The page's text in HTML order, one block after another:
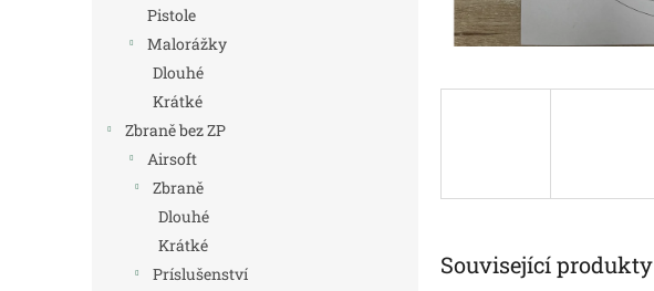
Pistole
Malorážky
Dlouhé
Krátké
Zbraně bez ZP
Airsoft
Zbraně
Dlouhé
Krátké
Príslušenství
Související produkty